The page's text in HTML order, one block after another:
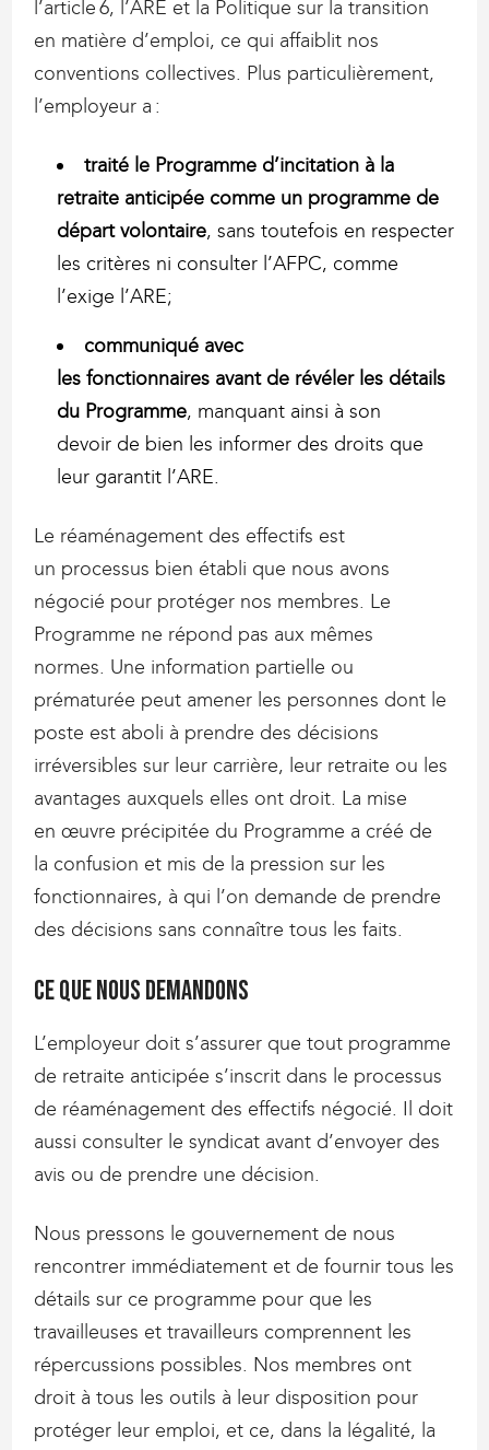
l’article 6, l’ARE et la Politique sur la transition
en matière d’emploi, ce qui affaiblit nos
conventions collectives. Plus particulièrement,
l’employeur a :
traité le Programme d’incitation à la
retraite anticipée comme un programme de
départ volontaire, sans toutefois en respecter
les critères ni consulter l’AFPC, comme
l’exige l’ARE;
communiqué avec
les fonctionnaires avant de révéler les détails
du Programme, manquant ainsi à son
devoir de bien les informer des droits que
leur garantit l’ARE.
Le réaménagement des effectifs est
un processus bien établi que nous avons
négocié pour protéger nos membres. Le
Programme ne répond pas aux mêmes
normes. Une information partielle ou
prématurée peut amener les personnes dont le
poste est aboli à prendre des décisions
irréversibles sur leur carrière, leur retraite ou les
avantages auxquels elles ont droit. La mise
en œuvre précipitée du Programme a créé de
la confusion et mis de la pression sur les
fonctionnaires, à qui l’on demande de prendre
des décisions sans connaître tous les faits.
Ce que nous demandons
L’employeur doit s’assurer que tout programme
de retraite anticipée s’inscrit dans le processus
de réaménagement des effectifs négocié. Il doit
aussi consulter le syndicat avant d’envoyer des
avis ou de prendre une décision.
Nous pressons le gouvernement de nous
rencontrer immédiatement et de fournir tous les
détails sur ce programme pour que les
travailleuses et travailleurs comprennent les
répercussions possibles. Nos membres ont
droit à tous les outils à leur disposition pour
protéger leur emploi, et ce, dans la légalité, la